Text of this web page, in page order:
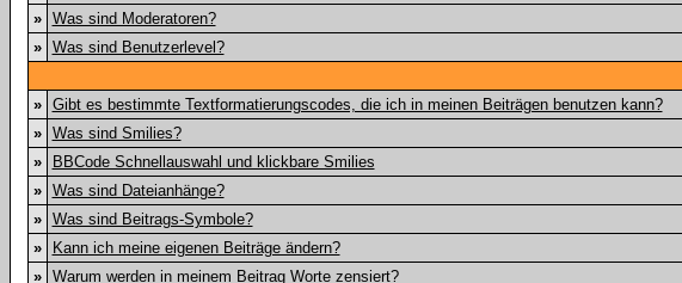
»
Was sind Moderatoren?
»
Was sind Benutzerlevel?
»
Gibt es bestimmte Textformatierungscodes, die ich in meinen Beiträgen benutzen kann?
»
Was sind Smilies?
»
BBCode Schnellauswahl und klickbare Smilies
»
Was sind Dateianhänge?
»
Was sind Beitrags-Symbole?
»
Kann ich meine eigenen Beiträge ändern?
»
Warum werden in meinem Beitrag Worte zensiert?